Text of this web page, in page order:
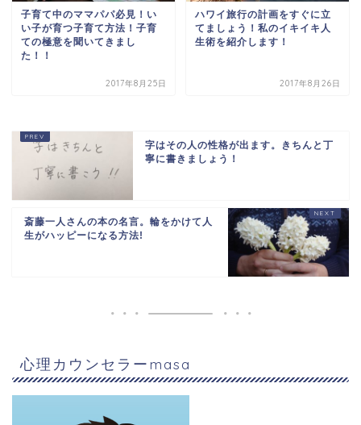
子育て中のママパパ必見！い
い子が育つ子育て方法！子育
ての極意を聞いてきまし
た！！
2017年8月25日
ハワイ旅行の計画をすぐに立
てましょう！私のイキイキ人
生術を紹介します！
2017年8月26日
字はその人の性格が出ます。きちんと丁
寧に書きましょう！
斎藤一人さんの本の名言。輪をかけて人
生がハッピーになる方法!
心理カウンセラーmasa